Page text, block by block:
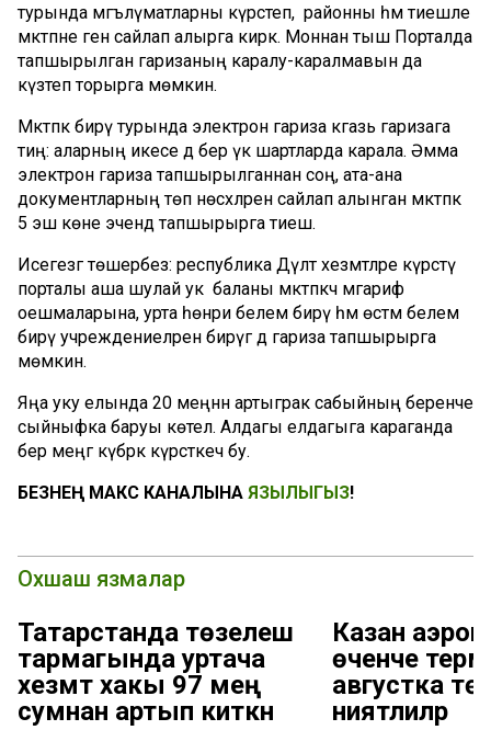
турында мәгълүматларны күрсәтеп, районны һәм тиешле
мәктәпне генә сайлап алырга кирәк. Моннан тыш Порталда
тапшырылган гаризаның каралу-каралмавын да
күзәтеп торырга мөмкин.
Мәктәпкә бирү турында электрон гариза кәгазь гаризага
тиң: аларның икесе дә бер үк шартларда карала. Әмма
электрон гариза тапшырылганнан соң, ата-ана
документларның төп нөсхәләрен сайлап алынган мәктәпкә
5 эш көне эчендә тапшырырга тиеш.
Исегезгә төшерәбез: республика Дәүләт хезмәтләре күрсәтү
порталы аша шулай ук баланы мәктәпкәчә мәгариф
оешмаларына, урта һөнәри белем бирү һәм өстәмә белем
бирү учреждениеләренә бирүгә дә гариза тапшырырга
мөмкин.
Яңа уку елында 20 меңнән артыграк сабыйның беренче
сыйныфка баруы көтелә. Алдагы елдагыга караганда
бер меңгә күбрәк күрсәткеч бу.
БЕЗНЕҢ МАКС КАНАЛЫНА ЯЗЫЛЫГЫЗ!
Охшаш язмалар
Татарстанда төзелеш
тармагында уртача
хезмәт хакы 97 мең
сумнан артып киткән
Казан
өченче
августка
ниятлиләр